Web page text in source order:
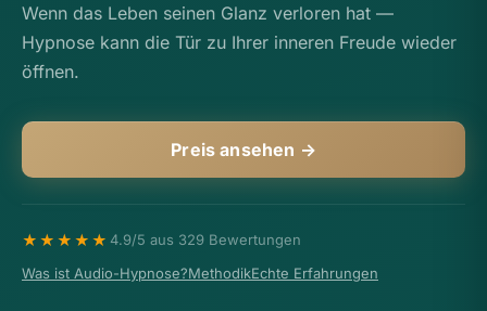
Wenn das Leben seinen Glanz verloren hat —
Hypnose kann die Tür zu Ihrer inneren Freude wieder
öffnen.
Preis ansehen →
★★★★★ 4.9/5 aus 329 Bewertungen
Was ist Audio-Hypnose?MethodikEchte Erfahrungen